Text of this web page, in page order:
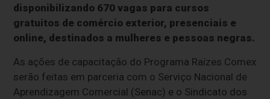
disponibilizando 670 vagas para cursos
gratuitos de comércio exterior, presenciais e
online, destinados a mulheres e pessoas negras.
As ações de capacitação do Programa Raízes Comex
serão feitas em parceria com o Serviço Nacional de
Aprendizagem Comercial (Senac) e o Sindicato dos